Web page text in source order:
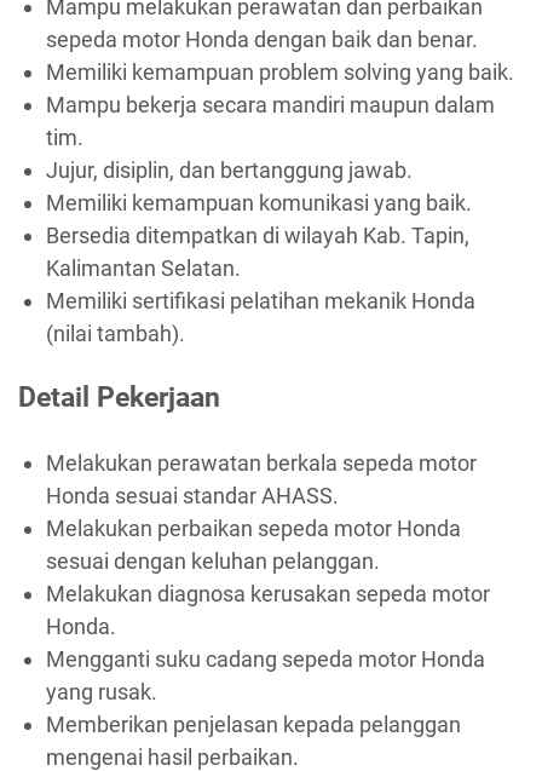
Mampu melakukan perawatan dan perbaikan
sepeda motor Honda dengan baik dan benar.
Memiliki kemampuan problem solving yang baik.
Mampu bekerja secara mandiri maupun dalam
tim.
Jujur, disiplin, dan bertanggung jawab.
Memiliki kemampuan komunikasi yang baik.
Bersedia ditempatkan di wilayah Kab. Tapin,
Kalimantan Selatan.
Memiliki sertifikasi pelatihan mekanik Honda
(nilai tambah).
Detail Pekerjaan
Melakukan perawatan berkala sepeda motor
Honda sesuai standar AHASS.
Melakukan perbaikan sepeda motor Honda
sesuai dengan keluhan pelanggan.
Melakukan diagnosa kerusakan sepeda motor
Honda.
Mengganti suku cadang sepeda motor Honda
yang rusak.
Memberikan penjelasan kepada pelanggan
mengenai hasil perbaikan.